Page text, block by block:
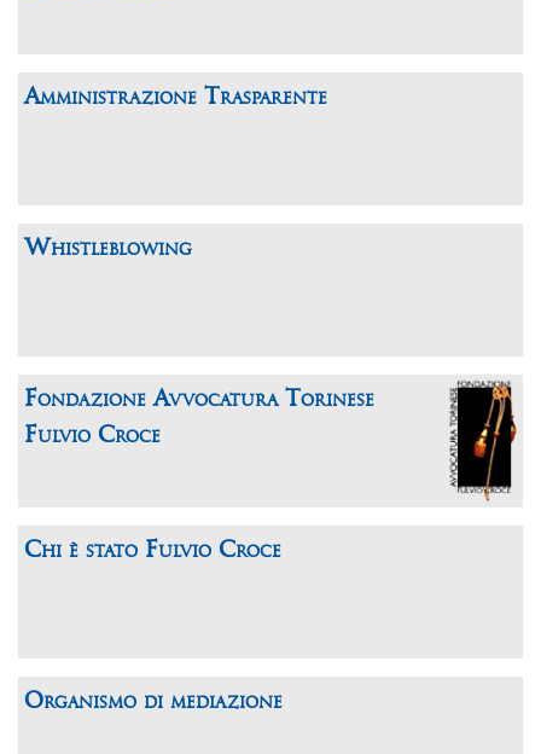
Amministrazione Trasparente
Whistleblowing
Fondazione Avvocatura Torinese
Fulvio Croce
Chi è stato Fulvio Croce
Organismo di mediazione